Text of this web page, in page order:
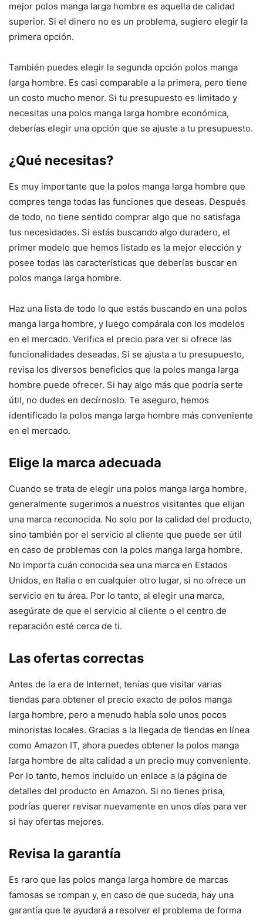
mejor polos manga larga hombre es aquella de calidad
superior. Si el dinero no es un problema, sugiero elegir la
primera opción.
También puedes elegir la segunda opción polos manga
larga hombre. Es casi comparable a la primera, pero tiene
un costo mucho menor. Si tu presupuesto es limitado y
necesitas una polos manga larga hombre económica,
deberías elegir una opción que se ajuste a tu presupuesto.
¿Qué necesitas?
Es muy importante que la polos manga larga hombre que
compres tenga todas las funciones que deseas. Después
de todo, no tiene sentido comprar algo que no satisfaga
tus necesidades. Si estás buscando algo duradero, el
primer modelo que hemos listado es la mejor elección y
posee todas las características que deberías buscar en
polos manga larga hombre.
Haz una lista de todo lo que estás buscando en una polos
manga larga hombre, y luego compárala con los modelos
en el mercado. Verifica el precio para ver si ofrece las
funcionalidades deseadas. Si se ajusta a tu presupuesto,
revisa los diversos beneficios que la polos manga larga
hombre puede ofrecer. Si hay algo más que podría serte
útil, no dudes en decírnoslo. Te aseguro, hemos
identificado la polos manga larga hombre más conveniente
en el mercado.
Elige la marca adecuada
Cuando se trata de elegir una polos manga larga hombre,
generalmente sugerimos a nuestros visitantes que elijan
una marca reconocida. No solo por la calidad del producto,
sino también por el servicio al cliente que puede ser útil
en caso de problemas con la polos manga larga hombre.
No importa cuán conocida sea una marca en Estados
Unidos, en Italia o en cualquier otro lugar, si no ofrece un
servicio en tu área. Por lo tanto, al elegir una marca,
asegúrate de que el servicio al cliente o el centro de
reparación esté cerca de ti.
Las ofertas correctas
Antes de la era de Internet, tenías que visitar varias
tiendas para obtener el precio exacto de polos manga
larga hombre, pero a menudo había solo unos pocos
minoristas locales. Gracias a la llegada de tiendas en línea
como Amazon IT, ahora puedes obtener la polos manga
larga hombre de alta calidad a un precio muy conveniente.
Por lo tanto, hemos incluido un enlace a la página de
detalles del producto en Amazon. Si no tienes prisa,
podrías querer revisar nuevamente en unos días para ver
si hay ofertas mejores.
Revisa la garantía
Es raro que las polos manga larga hombre de marcas
famosas se rompan y, en caso de que suceda, hay una
garantía que te ayudará a resolver el problema de forma